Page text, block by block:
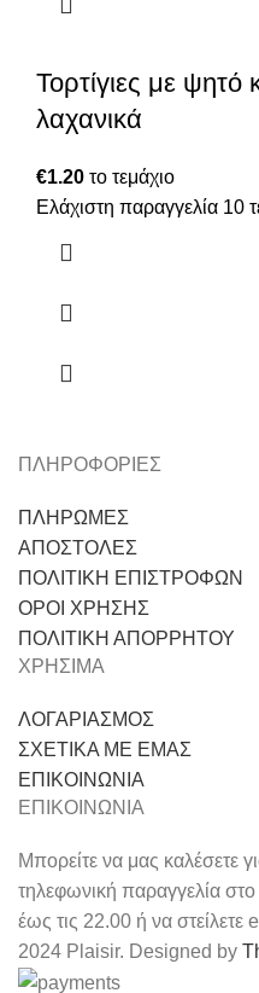
Τορτίγιες με
λαχανικά
€1.20 το τεμάχιο
Ελάχιστη παραγγελία 10
ΠΛΗΡΟΦΟΡΙΕΣ
ΠΛΗΡΩΜΕΣ
ΑΠΟΣΤΟΛΕΣ
ΠΟΛΙΤΙΚΗ ΕΠΙΣΤΡΟΦΩΝ
ΟΡΟΙ ΧΡΗΣΗΣ
ΠΟΛΙΤΙΚΗ ΑΠΟΡΡΗΤΟΥ
ΧΡΗΣΙΜΑ
ΛΟΓΑΡΙΑΣΜΟΣ
ΣΧΕΤΙΚΑ ΜΕ ΕΜΑΣ
ΕΠΙΚΟΙΝΩΝΙΑ
ΕΠΙΚΟΙΝΩΝΙΑ
Μπορείτε να μας καλέσετε
τηλεφωνική παραγγελία
έως τις 22.00 ή να στείλετε
2024 Plaisir. Designed by